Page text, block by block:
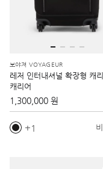
보야져 VOYAGEUR
레저 인터내셔널 확장형 캐
캐리어
1,300,000 원
1